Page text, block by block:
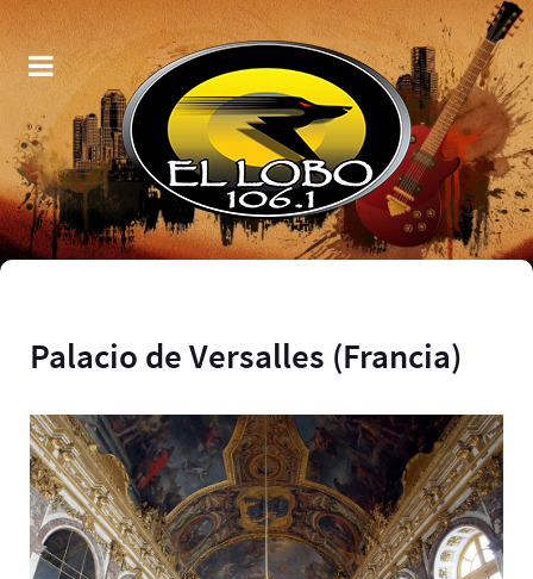
Palacio de Versalles (Francia)